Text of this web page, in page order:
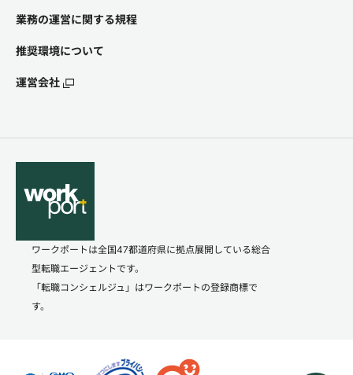
業務の運営に関する規程
推奨環境について
運営会社
ワークポートは全国47都道府県に拠点展開している総合
型転職エージェントです。
「転職コンシェルジュ」はワークポートの登録商標で
す。